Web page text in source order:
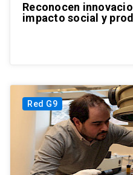
Reconocen
impacto social y
Red G9